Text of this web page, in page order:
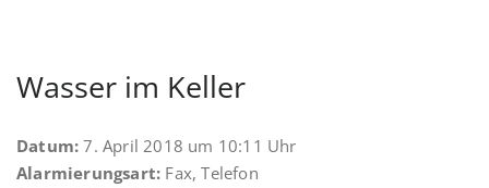
Wasser im Keller
Datum: 7. April 2018 um 10:11 Uhr
Alarmierungsart: Fax, Telefon